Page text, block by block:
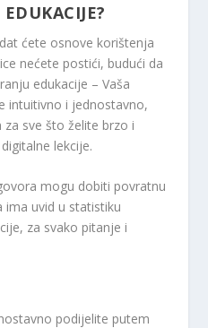
ćete osnove korištenja
nećete postići, budući da
edukacije – Vaša
intuitivno i jednostavno,
sve što želite brzo i
lekcije.
mogu dobiti povratnu
uvid u statistiku
za svako pitanje i
podijelite putem